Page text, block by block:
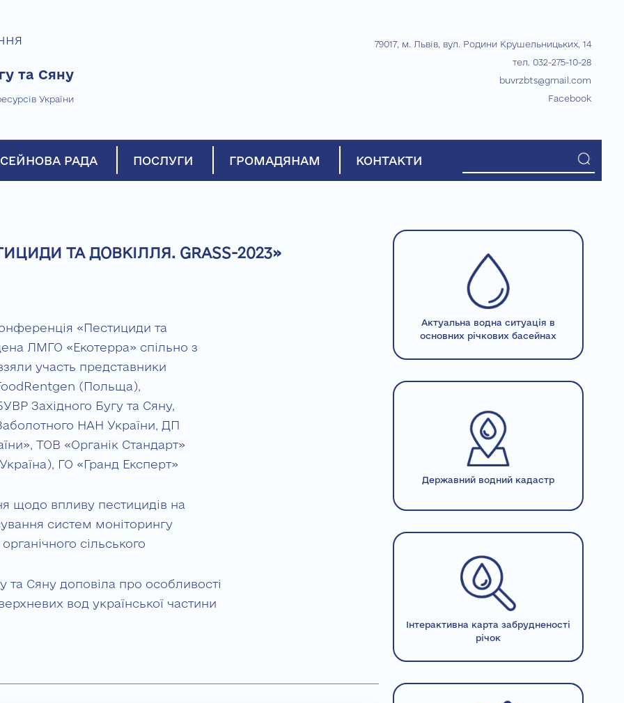
та Сяну
України
79017, м. Львів, вул. Родини Крушельницьких, 14
тел. 032-275-10-28
buvrzbts@gmail.com
Facebook
РАДА ПОСЛУГИ ГРОМАДЯНАМ КОНТАКТИ
ТА ДОВКІЛЛЯ. GRASS-2023»
«Пестициди та
ЛМГО «Екотерра» спільно з
участь представники
(Польща),
Західного Бугу та Сяну,
Заболотного НАН України, ДП
ТОВ «Органік Стандарт»
ГО «Гранд Експерт»
щодо впливу пестицидів на
систем моніторингу
сільського
та Сяну доповіла про особливості
вод української частини
Актуальна водна ситуація в
основних річкових басейнах
Державний водний кадастр
Інтерактивна карта забрудненості
річок